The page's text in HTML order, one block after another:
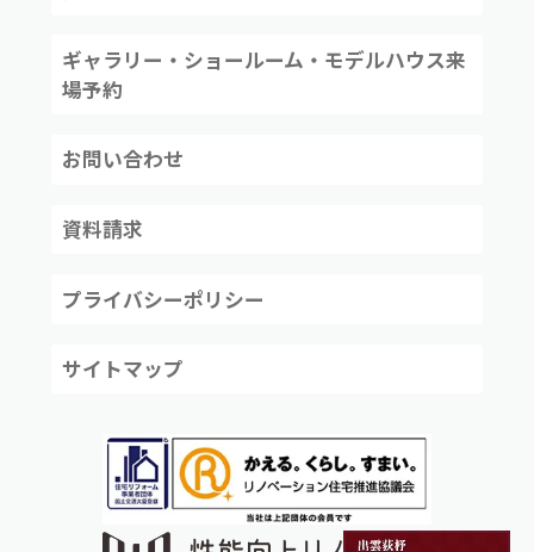
ギャラリー・ショールーム・モデルハウス来
場予約
お問い合わせ
資料請求
プライバシーポリシー
サイトマップ